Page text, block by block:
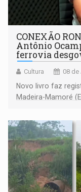
CONEXÃO
Antônio
ferrovia
Cultura 08 de
Novo livro faz
Madeira-Mamoré